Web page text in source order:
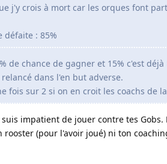
j'y crois à mort car les orques font
défaite : 85%
de chance de gagner et 15% c'est
dans l'en but adverse.
fois sur 2 si on en croit les coachs de
impatient de jouer contre tes
rooster (pour l'avoir joué) ni ton